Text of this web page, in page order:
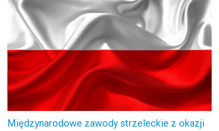
Międzynarodowe zawody strzeleckie z okazji